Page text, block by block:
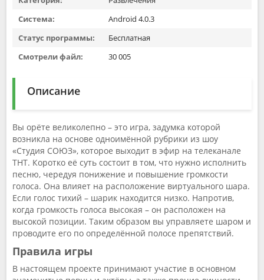
Система:
Android 4.0.3
Статус программы:
Бесплатная
Смотрели файл:
30 005
Описание
Вы орёте великолепно – это игра, задумка которой
возникла на основе одноимённой рубрики из шоу
«Студия СОЮЗ», которое выходит в эфир на телеканале
ТНТ. Коротко её суть состоит в том, что нужно исполнить
песню, чередуя понижение и повышение громкости
голоса. Она влияет на расположение виртуального шара.
Если голос тихий – шарик находится низко. Напротив,
когда громкость голоса высокая – он расположен на
высокой позиции. Таким образом вы управляете шаром и
проводите его по определённой полосе препятствий.
Правила игры
В настоящем проекте принимают участие в основном